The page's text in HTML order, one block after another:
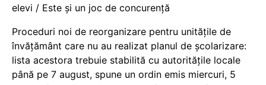
elevi / Este și un joc de concurență
Proceduri noi de reorganizare pentru unitățile de
învățământ care nu au realizat planul de școlarizare:
lista acestora trebuie stabilită cu autoritățile locale
până pe 7 august, spune un ordin emis miercuri, 5